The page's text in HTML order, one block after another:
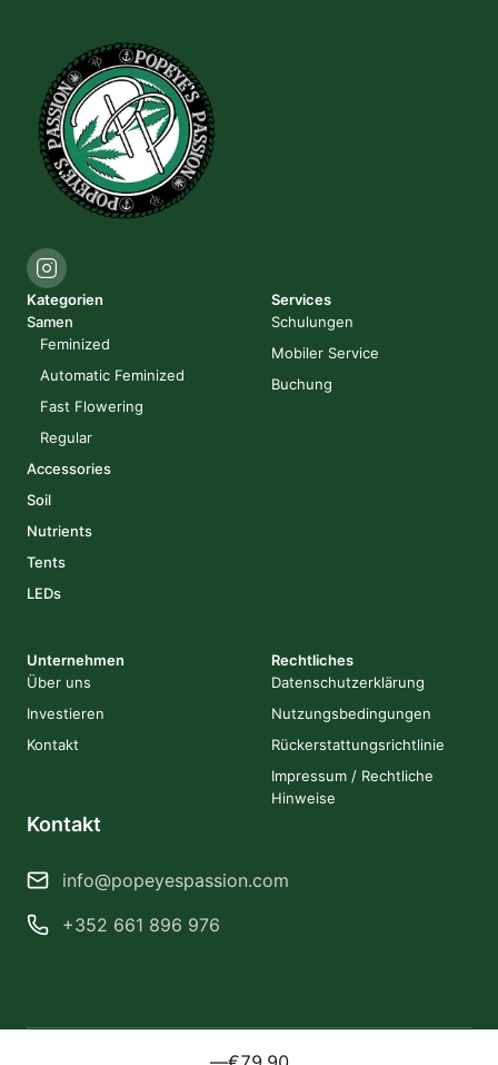
Kategorien
Samen
Feminized
Automatic Feminized
Fast Flowering
Regular
Accessories
Soil
Nutrients
Tents
LEDs
Services
Schulungen
Mobiler Service
Buchung
Unternehmen
Über uns
Investieren
Kontakt
Rechtliches
Datenschutzerklärung
Nutzungsbedingungen
Rückerstattungsrichtlinie
Impressum / Rechtliche
Hinweise
Kontakt
info@popeyespassion.com
+352 661 896 976